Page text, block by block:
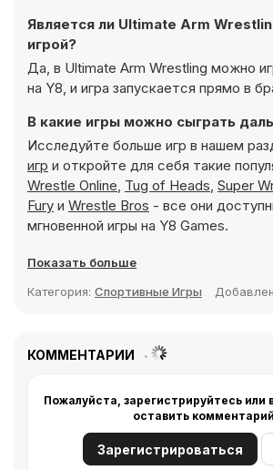
Является ли Ultimate Arm
игрой?
Да, в Ultimate Arm Wrestling можно
на Y8, и игра запускается прямо в
В какие игры можно сыграть
Исследуйте больше игр в нашем
игр и откройте для себя такие
Wrestle Online, Tug of Heads, Super
Fury и Wrestle Bros - все они
мгновенной игры на Y8 Games.
Показать больше
Категория: Спортивные Игры
КОММЕНТАРИИ
Пожалуйста, зарегистрируйтесь или
оставить комментарий
Зарегистрироваться